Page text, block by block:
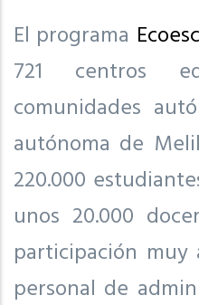
El programa
721 centros
comunidades
autónoma de
220.000
unos 20.000
participación muy
personal de